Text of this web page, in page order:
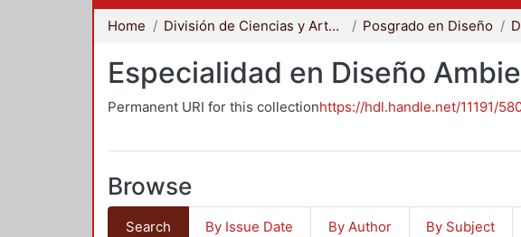
Home División de Ciencias y Artes para el Diseño Posgrado en Diseño
Especialidad en Diseño
Permanent URI for this collectionhttps://hdl.handle.net/11191/
Browse
Search By Issue Date By Author By Subject